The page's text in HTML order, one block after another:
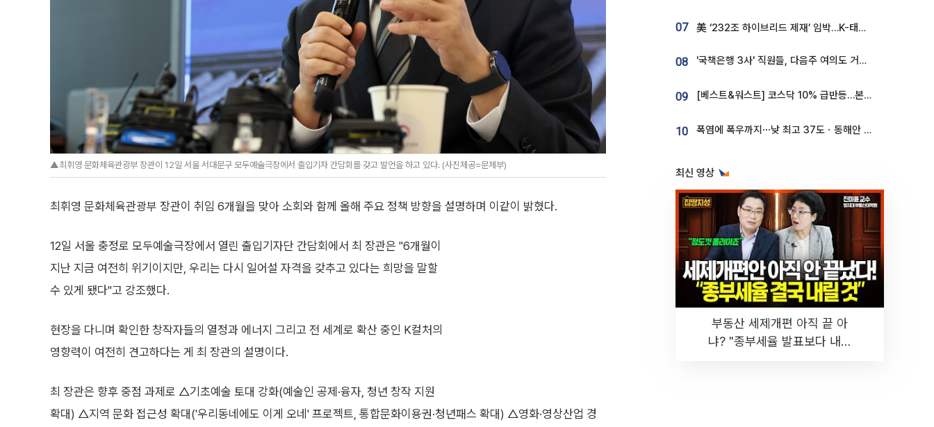
▲최휘영 문화체육관광부 장관이 12일 서울 서대문구 모두예술극장에서 출입기자 간담회를 갖고 발언을 하고 있다. (사진제공=문체부)
최휘영 문화체육관광부 장관이 취임 6개월을 맞아 소회와 함께 올해 주요 정책 방향을 설명하며 이같이 밝혔다.
12일 서울 충정로 모두예술극장에서 열린 출입기자단 간담회에서 최 장관은 "6개월이
지난 지금 여전히 위기이지만, 우리는 다시 일어설 자격을 갖추고 있다는 희망을 말할
수 있게 됐다"고 강조했다.
현장을 다니며 확인한 창작자들의 열정과 에너지 그리고 전 세계로 확산 중인 K컬처의
영향력이 여전히 견고하다는 게 최 장관의 설명이다.
최 장관은 향후 중점 과제로 △기초예술 토대 강화(예술인 공제·융자, 청년 창작 지원
확대) △지역 문화 접근성 확대('우리동네에도 이게 오네' 프로젝트, 통합문화이용권·청년패스 확대) △영화·영상산업 경
07 美 ‘232조 하이브리드 제재’ 임박…K-태양광, 불확실성 털고 날개 다나
08 '국책은행 3사' 직원들, 다음주 여의도 거리 나서는 까닭은
09 [베스트&워스트] 코스닥 10% 급반등…본느, 최대주주 변경 기대에 270% 폭등
10 폭염에 폭우까지⋯낮 최고 37도ㆍ동해안 강한 비 [날씨]
최신 영상
부동산 세제개편 아직 끝 아
냐? "종부세율 발표보다 내릴